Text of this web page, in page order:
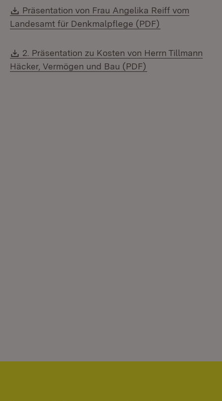
Download:
Präsentation von Frau Angelika Reiff vom
Landesamt für Denkmalpflege (PDF)
Download:
2. Präsentation zu Kosten von Herrn Tillmann
Häcker, Vermögen und Bau (PDF)